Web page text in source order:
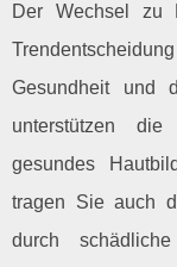
Der Wechsel zu
Gesundheit und
unterstützen
gesundes
tragen Sie auch
durch